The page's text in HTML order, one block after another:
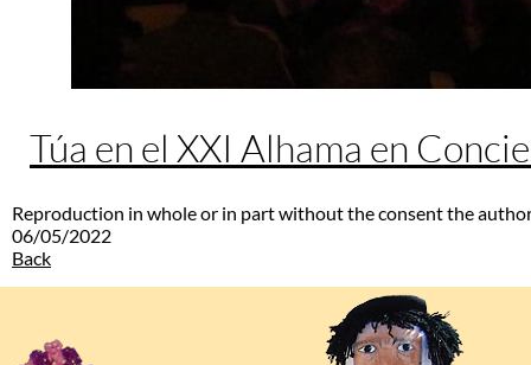
Túa en el XXI Alhama en
Reproduction in whole or in part without the consent the
06/05/2022
Back